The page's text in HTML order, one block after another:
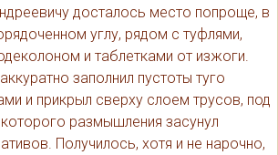
досталось место попроще, в
углу, рядом с туфлями,
и таблетками от изжоги.
заполнил пустоты туго
и прикрыл сверху слоем трусов, под
размышления засунул
Получилось, хотя и не нарочно,